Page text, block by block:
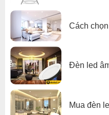
• Bảo vệ chống xâm nhập
hợp cho nhiều ứng dụng
Cách
Đèn led
Mua đèn